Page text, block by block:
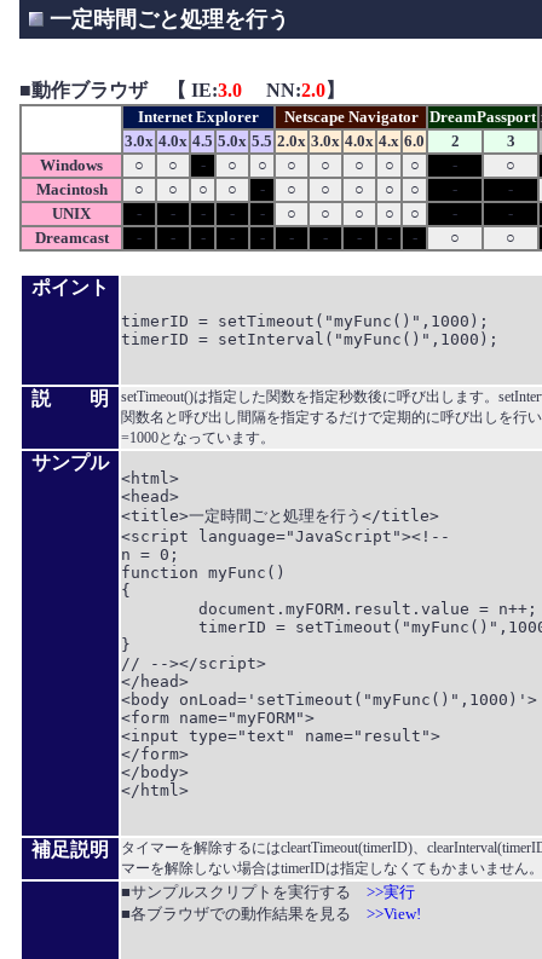
一定時間ごと処理を行う
■動作ブラウザ 【 IE:3.0 NN:2.0】
Internet Explorer Netscape Navigator DreamPassport
3.0x 4.0x 4.5 5.0x 5.5 2.0x 3.0x 4.0x 4.x 6.0 2
3
Windows
○ ○ - ○ ○ ○ ○ ○ ○ ○ -
○
Macintosh
○ ○ ○ ○ - ○ ○ ○ ○ ○ -
-
UNIX
- - - - - ○ ○ ○ ○ ○ -
-
Dreamcast
- - - - - - - - - - ○ ○
ポイント
timerID = setTimeout("myFunc()",1000);
timerID = setInterval("myFunc()",1000);
説 明
setTimeout()は指定した関数を指定秒数後に呼び出します。
関数名と呼び出し間隔を指定するだけで定期的に呼び出しを行
=1000となっています。
サンプル
<html>
<head>
<title>一定時間ごと処理を行う</title>
<script language="JavaScript"><!--
n = 0;
function myFunc()
{
}
// --></script>
</head>
<body onLoad='setTimeout("myFunc()",1000)'>
<form name="myFORM">
<input type="text" name="result">
</form>
</body>
</html>
補足説明
タイマーを解除するにはcleartTimeout(timerID)、
マーを解除しない場合はtimerIDは指定しなくてもかまいません。
■サンプルスクリプトを実行する >>実行
■各ブラウザでの動作結果を見る >>View!